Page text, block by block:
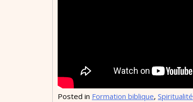
Posted in Formation biblique, Spiritualité